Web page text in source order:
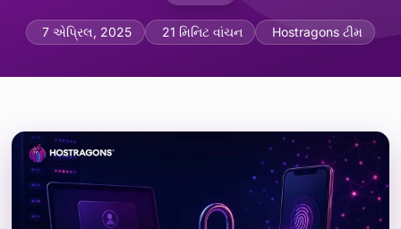
ટુ-ફેક્ટર ઓથેન્ટિકેશન સિસ્ટમ્સ
7 એપ્રિલ, 2025 21 મિનિટ વાંચન Hostragons ટીમ